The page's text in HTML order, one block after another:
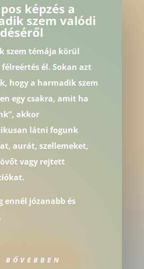
képzés a
szem valódi
szem témája körül
félreértés él. Sokan azt
hogy a harmadik szem
egy csakra, amit ha
akkor
látni fogunk
aurát, szellemeket,
vagy rejtett
ennél józanabb és
BŐVEBBEN